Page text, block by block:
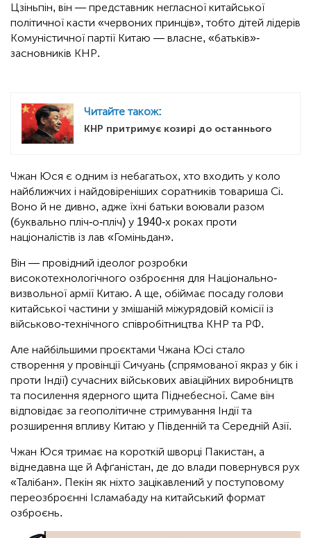
Цзіньпін, він — представник негласної китайської
політичної касти «червоних принців», тобто дітей лідерів
Комуністичної партії Китаю — власне, «батьків»-
засновників КНР.
Читайте також:
КНР притримує козирі до останнього
Чжан Юся є одним із небагатьох, хто входить у коло
найближчих і найдовіреніших соратників товариша Сі.
Воно й не дивно, адже їхні батьки воювали разом
(буквально пліч-о-пліч) у 1940-х роках проти
націоналістів із лав «Гоміньдан».
Він — провідний ідеолог розробки
високотехнологічного озброєння для Національно-
визвольної армії Китаю. А ще, обіймає посаду голови
китайської частини у змішаній міжурядовій комісії із
військово-технічного співробітництва КНР та РФ.
Але найбільшими проєктами Чжана Юсі стало
створення у провінції Сичуань (спрямованої якраз у бік і
проти Індії) сучасних військових авіаційних виробництв
та посилення ядерного щита Піднебесної. Саме він
відповідає за геополітичне стримування Індії та
розширення впливу Китаю у Південній та Середній Азії.
Чжан Юся тримає на короткій шворці Пакистан, а
віднедавна ще й Афґаністан, де до влади повернувся рух
«Талібан». Пекін як ніхто зацікавлений у поступовому
переозброєнні Ісламабаду на китайський формат
озброєнь.